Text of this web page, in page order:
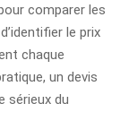
comparer les
le prix
chaque
un devis
sérieux du